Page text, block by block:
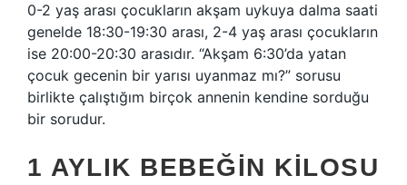
0-2 yaş arası çocukların akşam uykuya dalma saati
genelde 18:30-19:30 arası, 2-4 yaş arası çocukların
ise 20:00-20:30 arasıdır. “Akşam 6:30’da yatan
çocuk gecenin bir yarısı uyanmaz mı?” sorusu
birlikte çalıştığım birçok annenin kendine sorduğu
bir sorudur.
1 AYLIK BEBEĞIN KILOSU